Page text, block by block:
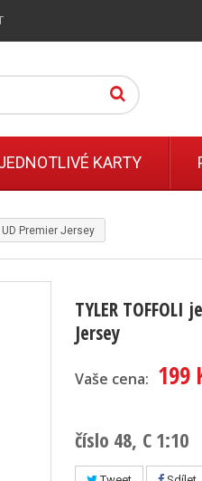
UD Premier Jersey
TYLER
Jersey
Vaše cena: 199
číslo 48, C 1:10
KARTY